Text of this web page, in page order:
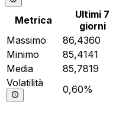
Metrica
Ultimi 7
giorni
Massimo
86,4360
Minimo
85,4141
Media
85,7819
Volatilità
0,60%